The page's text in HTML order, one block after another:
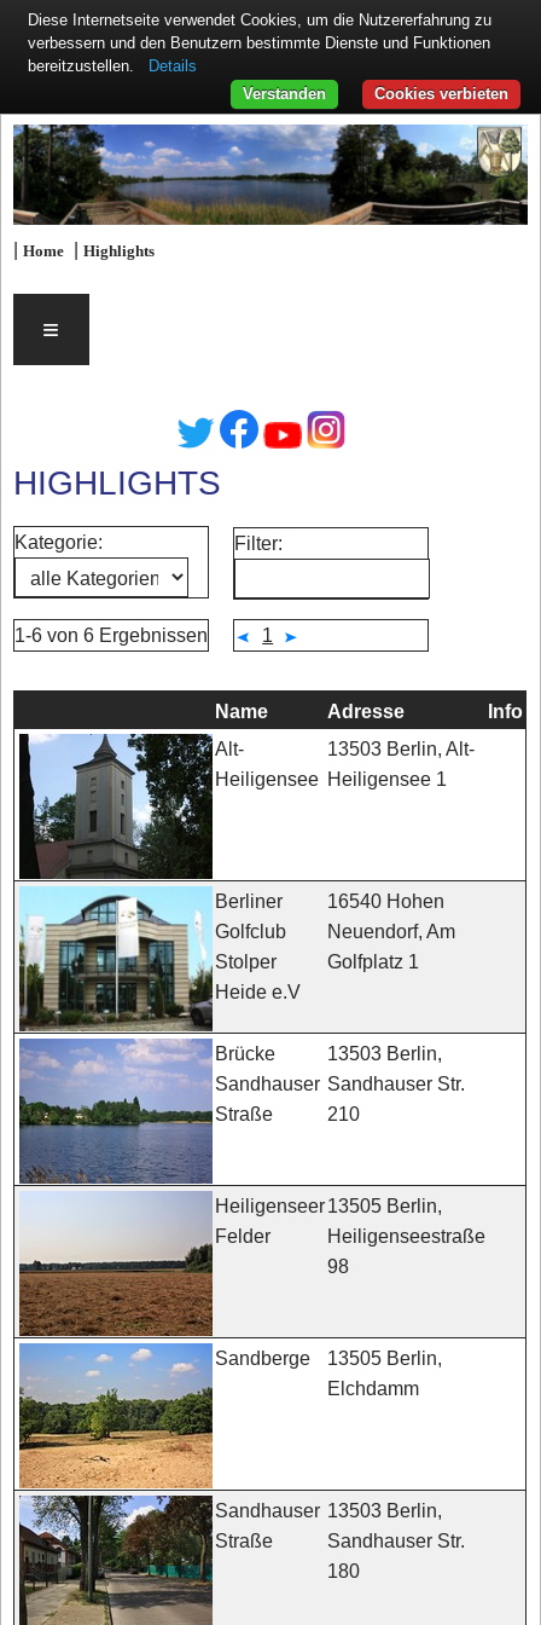
|Home |Highlights
≡
HIGHLIGHTS
Kategorie: Filter:
1-6 von 6 Ergebnissen 1
Name Adresse Info
Alt-
Heiligensee
13503 Berlin, Alt-
Heiligensee 1
Berliner
Golfclub
Stolper
Heide e.V
16540 Hohen
Neuendorf, Am
Golfplatz 1
Brücke
Sandhauser
Straße
13503 Berlin,
Sandhauser Str.
210
Heiligenseer
Felder
13505 Berlin,
Heiligenseestraße
98
Sandberge
13505 Berlin,
Elchdamm
Sandhauser
Straße
13503 Berlin,
Sandhauser Str.
180
Diese Internetseite verwendet Cookies, um die Nutzererfahrung zu
verbessern und den Benutzern bestimmte Dienste und Funktionen
bereitzustellen.
Details
Cookies verbieten
Verstanden